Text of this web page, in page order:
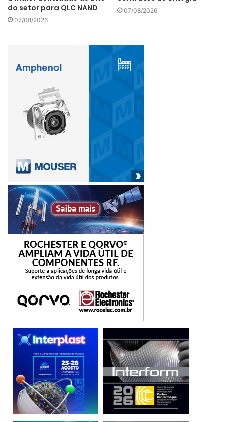
do setor para QLC NAND
07/08/2026
07/08/2026